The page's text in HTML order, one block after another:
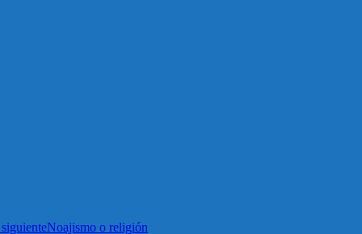
Noajismo o religión